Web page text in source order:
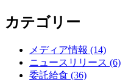
カテゴリー
メディア情報 (14)
ニュースリリース (6)
委託給食 (36)